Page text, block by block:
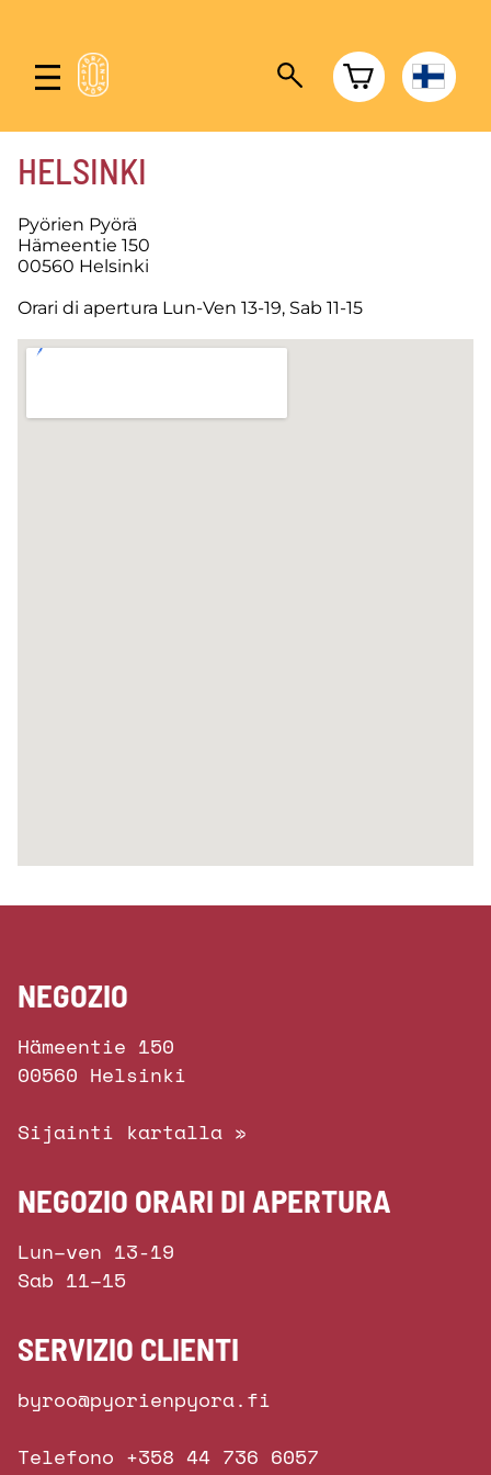
HELSINKI
Pyörien Pyörä
Hämeentie 150
00560 Helsinki
Orari di apertura Lun-Ven 13-19, Sab 11-15
NEGOZIO
Hämeentie 150
00560 Helsinki
Sijainti kartalla »
NEGOZIO ORARI DI APERTURA
Lun–ven 13-19
Sab 11–15
SERVIZIO CLIENTI
byroo@pyorienpyora.fi
Telefono +358 44 736 6057